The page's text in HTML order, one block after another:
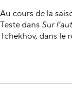
Au cours de la
Teste dans Sur
Tchekhov, dans le